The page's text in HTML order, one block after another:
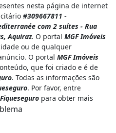
nesta página de internet
#309667811 -
com 2 suítes - Rua
Aquiraz. O portal MGF Imóveis
ou de qualquer
O portal MGF Imóveis
que foi criado e é de
. Todas as informações são
. Por favor, entre
Fiqueseguro para obter mais